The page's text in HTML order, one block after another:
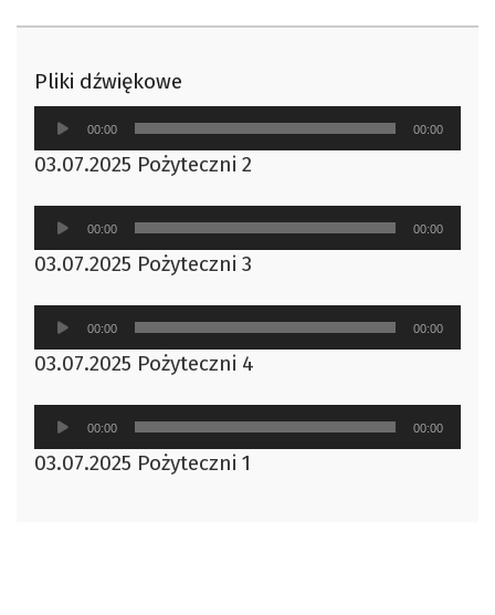
Pliki dźwiękowe
Odtwarzacz
plików
dźwiękowych
00:00 00:00
03.07.2025 Pożyteczni 2
Odtwarzacz
plików
dźwiękowych
00:00 00:00
03.07.2025 Pożyteczni 3
Odtwarzacz
plików
dźwiękowych
00:00 00:00
03.07.2025 Pożyteczni 4
Odtwarzacz
plików
dźwiękowych
00:00 00:00
03.07.2025 Pożyteczni 1